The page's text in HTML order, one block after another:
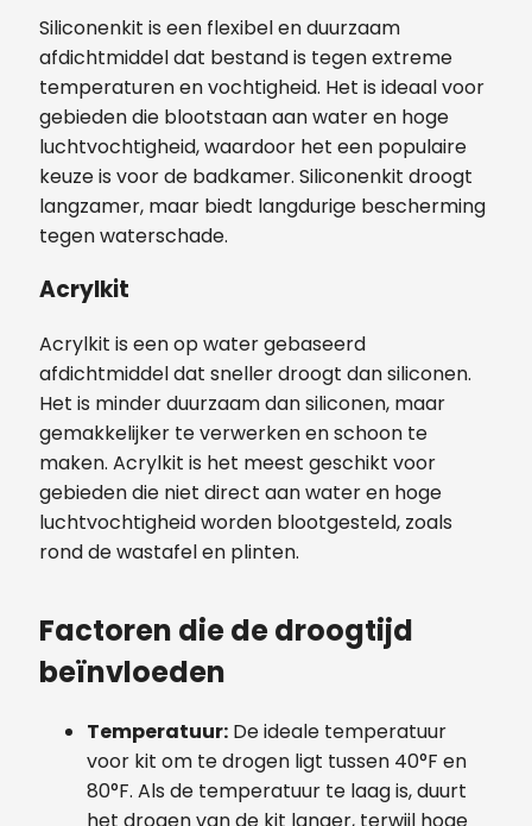
Siliconenkit is een flexibel en duurzaam
afdichtmiddel dat bestand is tegen extreme
temperaturen en vochtigheid. Het is ideaal voor
gebieden die blootstaan aan water en hoge
luchtvochtigheid, waardoor het een populaire
keuze is voor de badkamer. Siliconenkit droogt
langzamer, maar biedt langdurige bescherming
tegen waterschade.
Acrylkit
Acrylkit is een op water gebaseerd
afdichtmiddel dat sneller droogt dan siliconen.
Het is minder duurzaam dan siliconen, maar
gemakkelijker te verwerken en schoon te
maken. Acrylkit is het meest geschikt voor
gebieden die niet direct aan water en hoge
luchtvochtigheid worden blootgesteld, zoals
rond de wastafel en plinten.
Factoren die de droogtijd
beïnvloeden
Temperatuur: De ideale temperatuur
voor kit om te drogen ligt tussen 40°F en
80°F. Als de temperatuur te laag is, duurt
het drogen van de kit langer, terwijl hoge